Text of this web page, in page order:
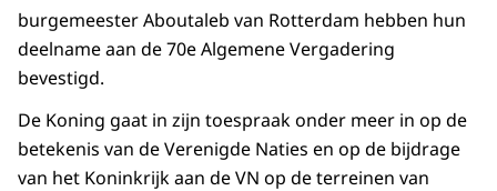
burgemeester Aboutaleb van Rotterdam hebben hun
deelname aan de 70e Algemene Vergadering
bevestigd.
De Koning gaat in zijn toespraak onder meer in op de
betekenis van de Verenigde Naties en op de bijdrage
van het Koninkrijk aan de VN op de terreinen van